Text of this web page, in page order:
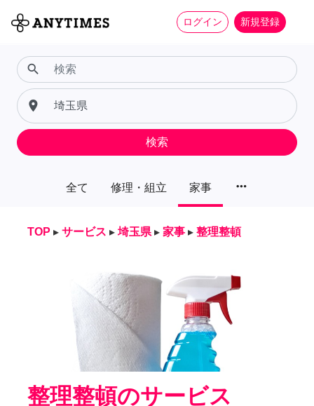
ログイン 新規登録
全て 修理・組立 家事 more_horiz
search
place
検索
TOP ▸ サービス ▸ 埼玉県 ▸ 家事 ▸ 整理整頓
整理整頓のサービス